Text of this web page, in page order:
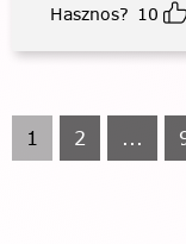
Hasznos? 10
1 2 ...